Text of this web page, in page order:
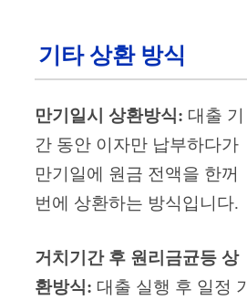
기타 상환 방식
만기일시 상환방식: 대출 기
간 동안 이자만 납부하다가
만기일에 원금 전액을 한꺼
번에 상환하는 방식입니다.
거치기간 후 원리금균등 상
환방식: 대출 실행 후 일정 기